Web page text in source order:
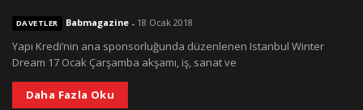
DAVETLER Babmagazine- 18 Ocak 2018
Yapı Kredi’nin ana sponsorluğunda düzenlenen Istanbul Winter
Dream 17 Ocak Çarşamba akşamı, iş, sanat ve
Daha Fazla Oku